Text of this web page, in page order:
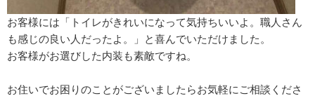
お客様には「トイレがきれいになって気持ちいいよ。 職人さん
も感じの良い人だったよ。」と喜んでいただけました。
お客様がお選びした内装も素敵ですね。
お住いでお困りのことがございましたらお気軽にご相談くださ